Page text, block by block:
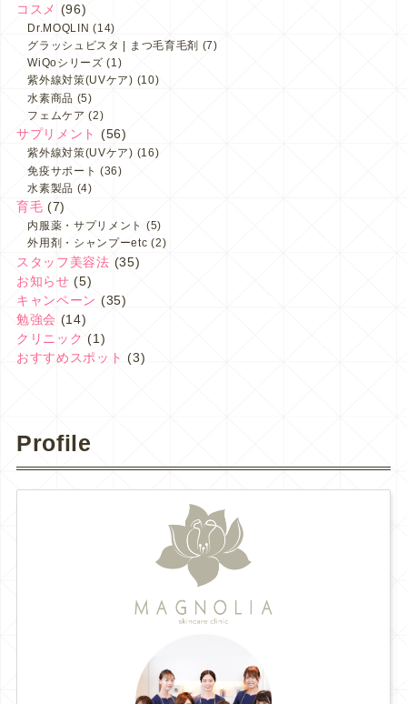
コスメ
(96)
Dr.MOQLIN (14)
グラッシュビスタ | まつ毛育毛剤 (7)
WiQoシリーズ (1)
紫外線対策(UVケア) (10)
水素商品 (5)
フェムケア (2)
サプリメント (56)
紫外線対策(UVケア) (16)
免疫サポート (36)
水素製品 (4)
育毛 (7)
内服薬・サプリメント (5)
外用剤・シャンプーetc (2)
スタッフ美容法 (35)
お知らせ (5)
キャンペーン (35)
勉強会 (14)
クリニック (1)
おすすめスポット (3)
Profile